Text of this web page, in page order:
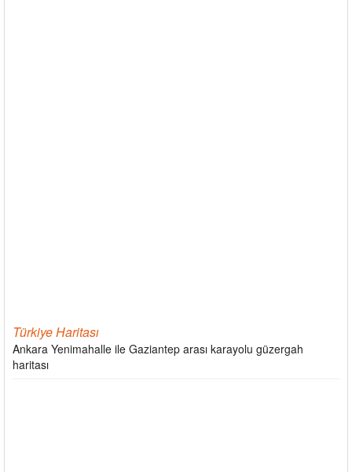
Türkiye Haritası
Ankara Yenimahalle ile Gaziantep arası karayolu güzergah
haritası